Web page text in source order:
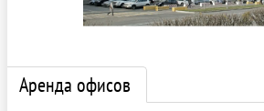
Аренда офисов